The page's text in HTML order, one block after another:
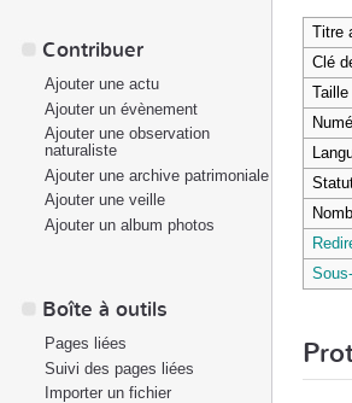
Titre
Clé
Contribuer
Ajouter une actu
Ajouter un évènement
Ajouter une observation
naturaliste
Ajouter une archive patrimoniale
Ajouter une veille
Ajouter un album photos
Boîte à outils
Pages liées
Suivi des pages liées
Importer un fichier